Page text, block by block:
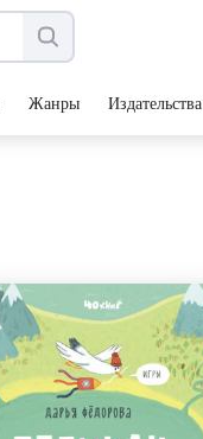
Жанры Издательства